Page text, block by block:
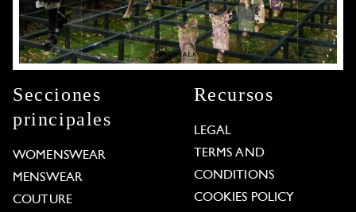
Secciones
principales
WOMENSWEAR
MENSWEAR
COUTURE
Recursos
LEGAL
TERMS AND
CONDITIONS
COOKIES POLICY